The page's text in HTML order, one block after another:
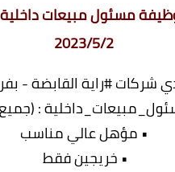
مسئول مبيعات
2023/5/2
#راية القابضة -
• مؤهل عالي مناسب
• خريجين فقط